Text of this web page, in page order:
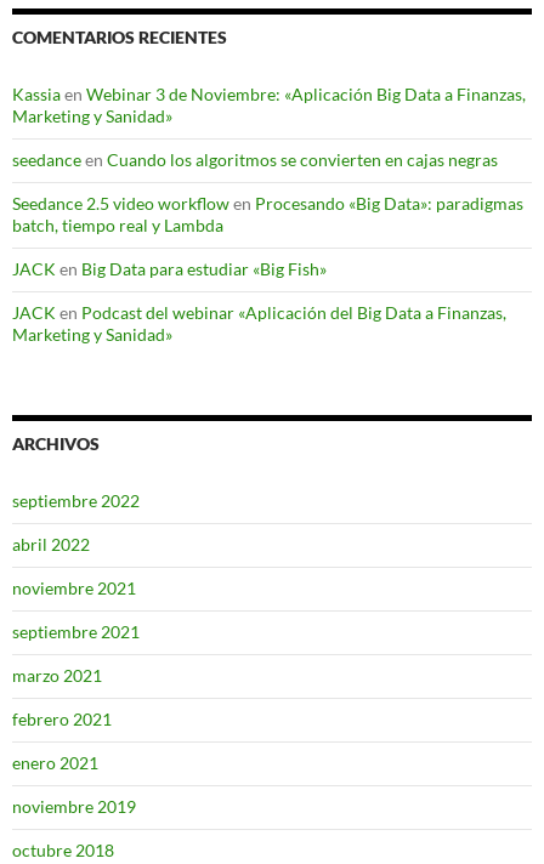
COMENTARIOS RECIENTES
Kassiaen Webinar 3 de Noviembre: «Aplicación Big Data a Finanzas,
Marketing y Sanidad»
seedanceen Cuando los algoritmos se convierten en cajas negras
Seedance 2.5 video workflowen Procesando «Big Data»: paradigmas
batch, tiempo real y Lambda
JACK en Big Data para estudiar «Big Fish»
JACK en Podcast del webinar «Aplicación del Big Data a Finanzas,
Marketing y Sanidad»
ARCHIVOS
septiembre 2022
abril 2022
noviembre 2021
septiembre 2021
marzo 2021
febrero 2021
enero 2021
noviembre 2019
octubre 2018